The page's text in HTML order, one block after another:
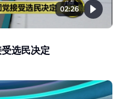
02:26
选民决定